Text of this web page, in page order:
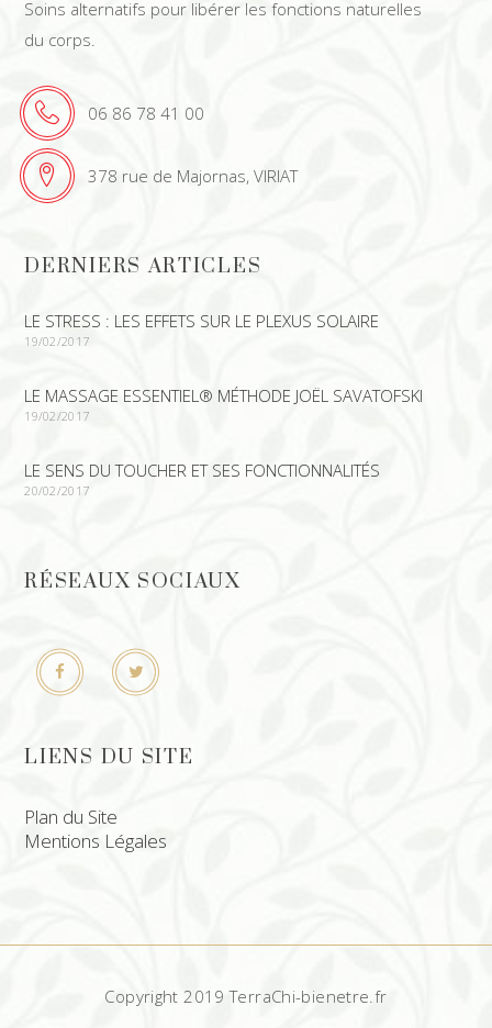
Soins alternatifs pour libérer les fonctions naturelles
du corps.
06 86 78 41 00
378 rue de Majornas, VIRIAT
DERNIERS ARTICLES
LE STRESS : LES EFFETS SUR LE PLEXUS SOLAIRE
19/02/2017
LE MASSAGE ESSENTIEL® MÉTHODE JOËL SAVATOFSKI
19/02/2017
LE SENS DU TOUCHER ET SES FONCTIONNALITÉS
20/02/2017
RÉSEAUX SOCIAUX
LIENS DU SITE
Plan du Site
Mentions Légales
Copyright 2019 TerraChi-bienetre.fr